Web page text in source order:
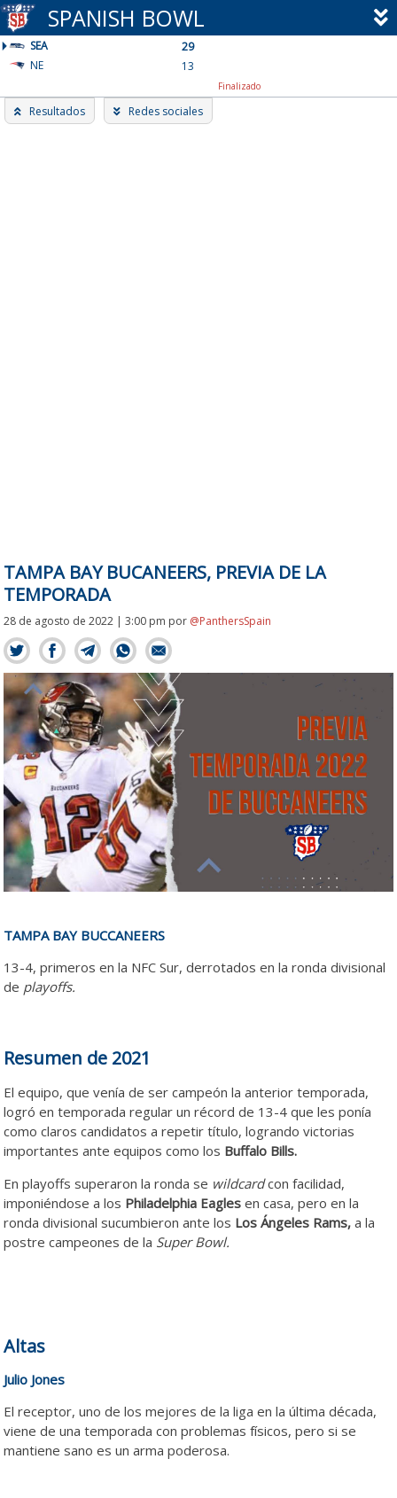
Skip
to
content
SPANISH BOWL
SEA
29
NE
13
Finalizado
Resultados Redes sociales
TAMPA BAY BUCANEERS, PREVIA DE LA
TEMPORADA
28 de agosto de 2022 | 3:00 pm por @PanthersSpain
TAMPA BAY BUCCANEERS
13-4, primeros en la NFC Sur, derrotados en la ronda divisional
de playoffs.
Resumen de 2021
El equipo, que venía de ser campeón la anterior temporada,
logró en temporada regular un récord de 13-4 que les ponía
como claros candidatos a repetir título, logrando victorias
importantes ante equipos como los Buffalo Bills.
En playoffs superaron la ronda se wildcardcon facilidad,
imponiéndose a los Philadelphia Eagles en casa, pero en la
ronda divisional sucumbieron ante los Los Ángeles Rams, a la
postre campeones de la Super Bowl.
Altas
Julio Jones
El receptor, uno de los mejores de la liga en la última década,
viene de una temporada con problemas físicos, pero si se
mantiene sano es un arma poderosa.